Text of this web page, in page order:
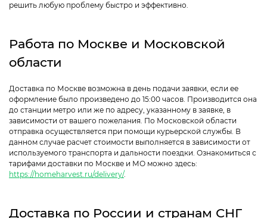
решить любую проблему быстро и эффективно.
Работа по Москве и Московской
области
Доставка по Москве возможна в день подачи заявки, если ее
оформление было произведено до 15:00 часов. Производится она
до станции метро или же по адресу, указанному в заявке, в
зависимости от вашего пожелания. По Московской области
отправка осуществляется при помощи курьерской службы. В
данном случае расчет стоимости выполняется в зависимости от
используемого транспорта и дальности поездки. Ознакомиться с
тарифами доставки по Москве и МО можно здесь:
https://homeharvest.ru/delivery/.
Доставка по России и странам СНГ